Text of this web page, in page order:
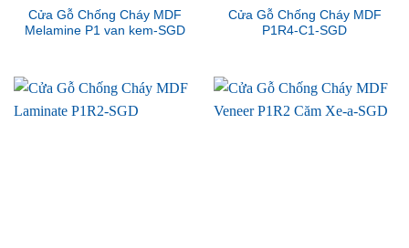
Cửa Gỗ Chống Cháy MDF
Melamine P1 van kem-SGD
Cửa Gỗ Chống Cháy MDF
P1R4-C1-SGD